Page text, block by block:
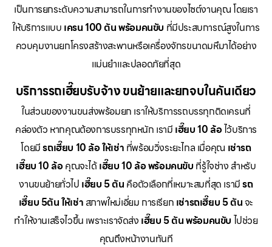
เป็นการยกระดับความสามารถในการทำงานของไซต์งานคุณ โดยเรา
ให้บริการแบบ เครน 100 ตัน พร้อมคนขับ ที่มีประสบการณ์สูงในการ
ควบคุมงานยกโครงสร้างสะพานหรือเครื่องจักรขนาดมหึมาได้อย่าง
แม่นยำและปลอดภัยที่สุด
บริการรถเฮี๊ยบรับจ้าง ขนย้ายและยกจบในคันเดียว
ในส่วนของงานขนส่งพร้อมยก เราให้บริการรถบรรทุกติดเครนที่
คล่องตัว หากคุณต้องการบรรทุกหนัก เรามี เฮี๊ยบ 10 ล้อไว้บริการ
โดยมีรถเฮี๊ยบ 10 ล้อ ให้เช่า ที่พร้อมวิ่งระยะไกล เมื่อคุณ เช่ารถ
เฮี๊ยบ 10 ล้อคุณจะได้เฮี๊ยบ 10 ล้อ พร้อมคนขับ ที่รู้ใจช่าง สำหรับ
งานขนย้ายทั่วไป เฮี๊ยบ 5 ตัน คือตัวเลือกที่เหมาะสมที่สุด เรามีรถ
เฮี๊ยบ 5ตัน ให้เช่า สภาพใหม่เอี่ยม การเรียก เช่ารถเฮี๊ยบ 5 ตันจะ
ทำให้งานเสร็จไวขึ้น เพราะเราจัดส่ง เฮี๊ยบ 5 ตัน พร้อมคนขับ ไปช่วย
คุณถึงหน้างานทันที